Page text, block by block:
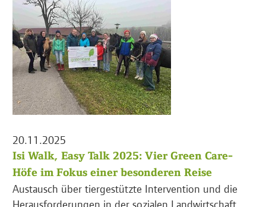
20.11.2025
Isi Walk, Easy Talk 2025: Vier Green Care-
Höfe im Fokus einer besonderen Reise
Austausch über tiergestützte Intervention und die
Herausforderungen in der sozialen Landwirtschaft